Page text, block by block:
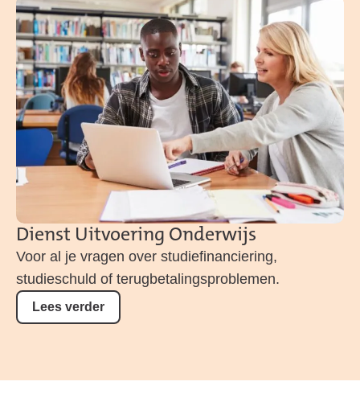
Lees verder
Dienst Uitvoering Onderwijs
Voor al je vragen over studiefinanciering,
studieschuld of terugbetalingsproblemen.